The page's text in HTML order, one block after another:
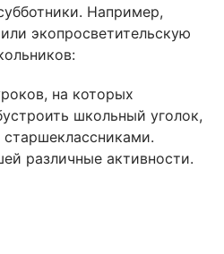
Например,
экопросветительскую
на которых
школьный уголок,
различные активности.